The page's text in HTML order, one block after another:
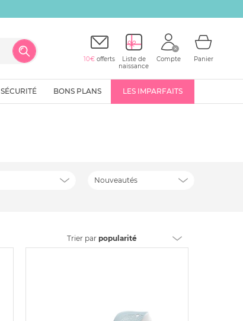
10€ offerts
Liste de
naissance
Compte Panier
SÉCURITÉ BONS PLANS LES IMPARFAITS
Nouveautés
Trier par popularité